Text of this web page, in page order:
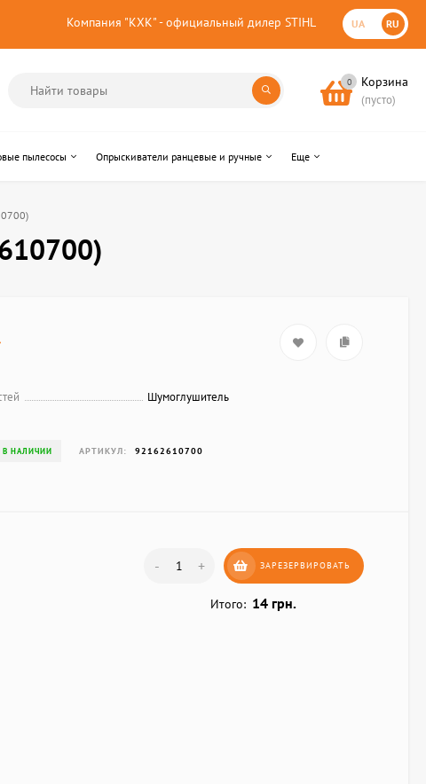
Компания "КХК" - официальный дилер STIHL UA RU
0 Корзина
(пусто)
пылесосы Опрыскиватели ранцевые и ручные Еще
Шумоглушитель
В НАЛИЧИИ АРТИКУЛ: 92162610700
- + ЗАРЕЗЕРВИРОВАТЬ
Итого: 14 грн.